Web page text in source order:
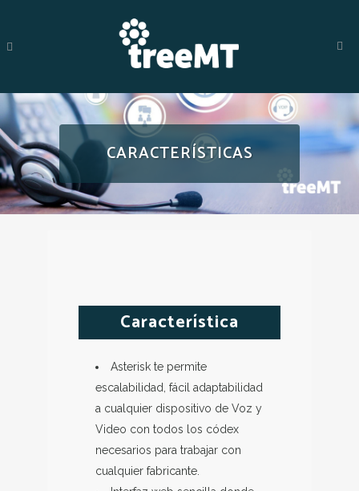
CARACTERÍSTICAS
Característica
Asterisk te permite
escalabilidad, fácil adaptabilidad
a cualquier dispositivo de Voz y
Video con todos los códex
necesarios para trabajar con
cualquier fabricante.